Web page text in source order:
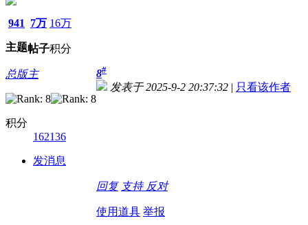
941
主题
7万
帖子
16万
积分
总版主
积分
162136
发消息
8#
发表于 2025-9-2 20:37:32 | 只看该作者
回复 支持 反对
使用道具 举报